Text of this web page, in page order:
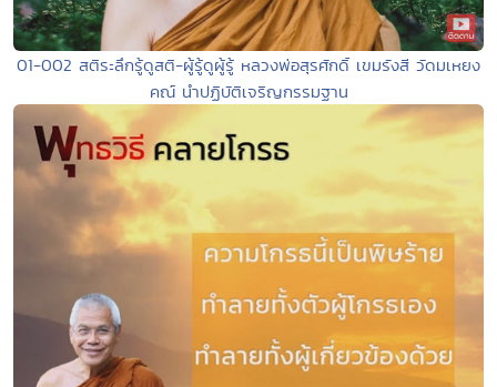
01-002 สติระลึกรู้ดูสติ-ผู้รู้ดูผู้รู้ หลวงพ่อสุรศักดิ์ เขมรังสี วัดมเหยง
คณ์ นำปฏิบัติเจริญกรรมฐาน